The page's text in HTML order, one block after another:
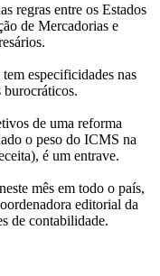
regras entre os Estados
de Mercadorias e
especificidades nas
burocráticos.
de uma reforma
o peso do ICMS na
é um entrave.
mês em todo o país,
editorial da
de contabilidade.